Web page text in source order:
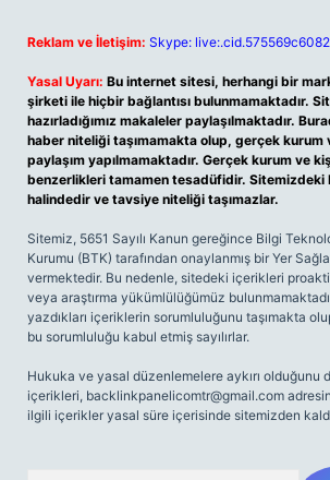
Reklam ve İletişim: Skype:
Yasal Uyarı: Bu internet sitesi, herhangi bir
şirketi ile hiçbir bağlantısı bulunmamaktadır.
hazırladığımız makaleler paylaşılmaktadır.
haber niteliği taşımamakta olup, gerçek kurum
paylaşım yapılmamaktadır. Gerçek kurum ve
benzerlikleri tamamen tesadüfidir. Sitemizdeki
halindedir ve tavsiye niteliği taşımazlar.
Sitemiz, 5651 Sayılı Kanun gereğince Bilgi
Kurumu (BTK) tarafından onaylanmış bir Yer
vermektedir. Bu nedenle, sitedeki içerikleri
veya araştırma yükümlülüğümüz
yazdıkları içeriklerin sorumluluğunu taşımakta
bu sorumluluğu kabul etmiş sayılırlar.
Hukuka ve yasal düzenlemelere aykırı olduğunu
içerikleri, backlinkpanelicomtr@gmail.com
ilgili içerikler yasal süre içerisinde sitemizden